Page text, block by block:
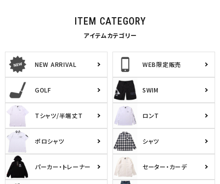
ITEM CATEGORY
アイテムカテゴリー
NEW ARRIVAL WEB限定販売
GOLF SWIM
Tシャツ/半端丈T ロンT
ポロシャツ シャツ
パーカー・トレーナー セーター・カーデ